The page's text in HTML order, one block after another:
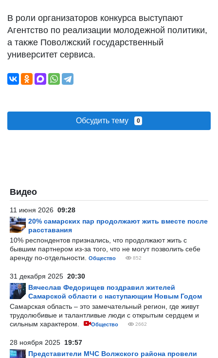
В роли организаторов конкурса выступают
Агентство по реализации молодежной политики,
а также Поволжский государственный
университет сервиса.
Обсудить тему 0
Видео
11 июня 2026 09:28
20% самарских пар продолжают жить вместе после
расставания
10% респондентов признались, что продолжают жить с
бывшим партнером из-за того, что не могут позволить себе
аренду по-отдельности.
Общество 852
31 декабря 2025 20:30
Вячеслав Федорищев поздравил жителей
Самарской области с наступающим Новым Годом
Самарская область – это замечательный регион, где живут
трудолюбивые и талантливые люди с открытым сердцем и
сильным характером.
Общество 2662
28 ноября 2025 19:57
Представители МЧС Волжского района провели